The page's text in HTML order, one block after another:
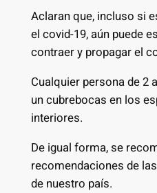
Aclaran que, incluso si
el covid-19, aún puede
contraer y propagar el
Cualquier persona de 2
un cubrebocas en los
interiores.
De igual forma, se
recomendaciones de
de nuestro país.